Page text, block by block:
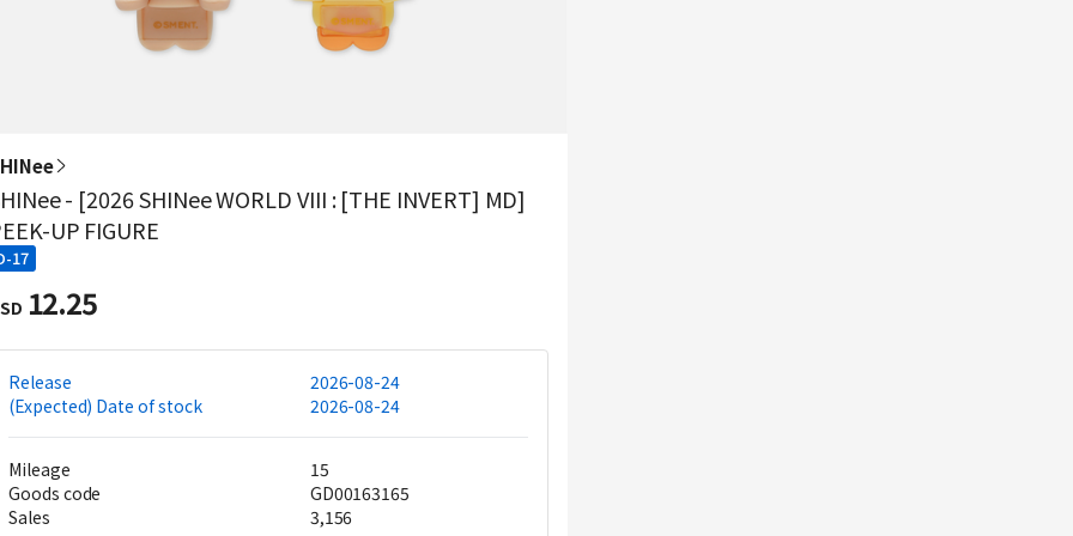
- [2026 SHINee WORLD VIII : [THE INVERT] MD]
UP FIGURE
17
12.25
Release
2026-08-24
(Expected) Date of stock
2026-08-24
Mileage
15
Goods code
GD00163165
Sales
3,156